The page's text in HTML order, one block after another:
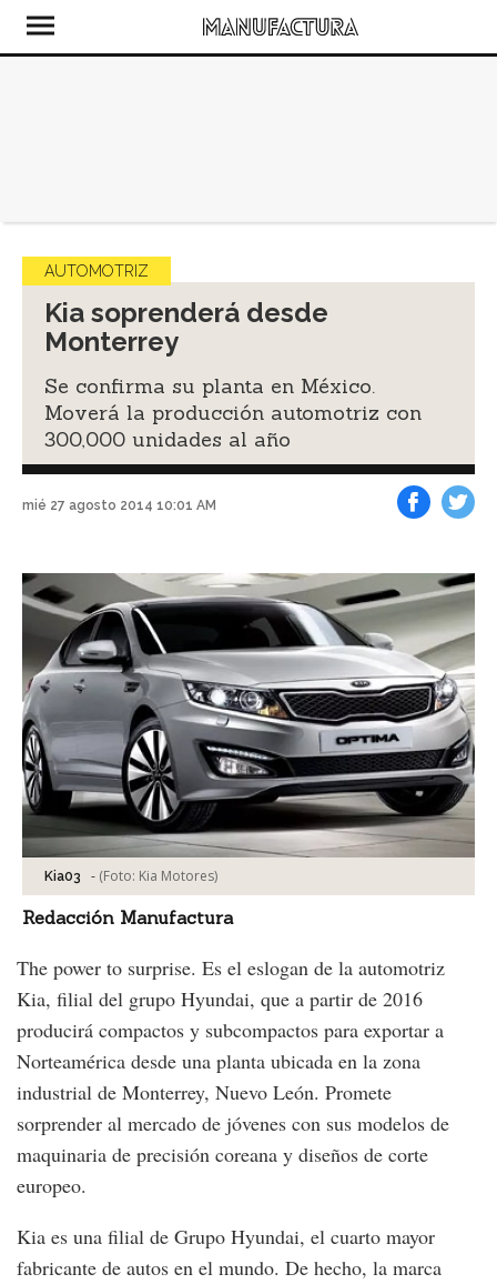
AUTOMOTRIZ
Kia soprenderá desde
Monterrey
Se confirma su planta en México.
Moverá la producción automotriz con
300,000 unidades al año
mié 27 agosto 2014 10:01 AM
Kia03 - (Foto: Kia Motores)
Redacción Manufactura
The power to surprise. Es el eslogan de la automotriz
Kia, filial del grupo Hyundai, que a partir de 2016
producirá compactos y subcompactos para exportar a
Norteamérica desde una planta ubicada en la zona
industrial de Monterrey, Nuevo León. Promete
sorprender al mercado de jóvenes con sus modelos de
maquinaria de precisión coreana y diseños de corte
europeo.
Kia es una filial de Grupo Hyundai, el cuarto mayor
fabricante de autos en el mundo. De hecho, la marca